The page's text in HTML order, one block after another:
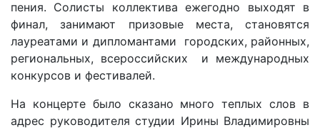
пения. Солисты коллектива ежегодно выходят в
финал, занимают призовые места, становятся
лауреатами и дипломантами городских, районных,
региональных, всероссийских и международных
конкурсов и фестивалей.
На концерте было сказано много теплых слов в
адрес руководителя студии Ирины Владимировны